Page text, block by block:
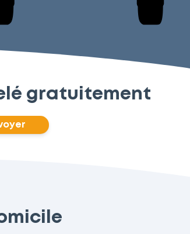
gratuitement